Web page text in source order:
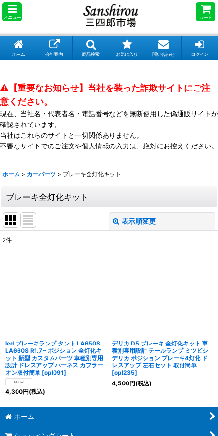
メニュー カート
ホーム 会社案内 商品検索 お気に入り 問い合わせ ログイン
⚠️【重要なお知らせ】当社を装った詐欺サイトにご注
意ください。
現在、当社名・代表者名・電話番号などを無断使用した偽通販サイトが
確認されています。
当社はこれらのサイトと一切関係ありません。
不審なサイトでのご注文や個人情報の入力は、絶対にお控えください。
ホーム > カーパーツ > ブレーキ全灯化キット
ブレーキ全灯化キット
表示順変更
2件
led ブレーキランプ タント LA650S
LA660S R1.7~ ポジション 全灯化キ
ット 新型 カスタムパーツ 車種別専用
設計 ドレスアップ ハーネス カプラー
オン取付簡単 [opl091]
4,300円(税込)
デリカ D5 ブレーキ 全灯化キット 車
種別専用設計 テールランプ ミツビシ
デリカ ポジション ブレーキ4灯化 ド
レスアップ 左右セット 取付簡単
[opl235]
4,500円(税込)
ホーム